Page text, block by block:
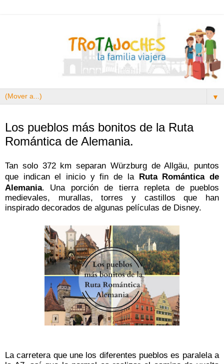
▼
Los pueblos más bonitos de la Ruta
Romántica de Alemania.
Tan solo 372 km separan Würzburg de Allgäu, puntos
que indican el inicio y fin de la Ruta Romántica de
Alemania. Una porción de tierra repleta de pueblos
medievales, murallas, torres y castillos que han
inspirado decorados de algunas películas de Disney.
La carretera que une los diferentes pueblos es paralela a